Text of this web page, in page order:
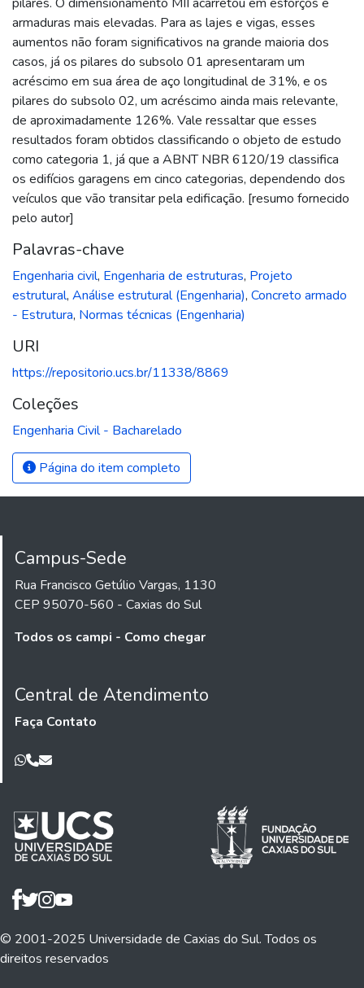
armaduras mais elevadas. Para as lajes e vigas, esses
aumentos não foram significativos na grande maioria dos
casos, já os pilares do subsolo 01 apresentaram um
acréscimo em sua área de aço longitudinal de 31%, e os
pilares do subsolo 02, um acréscimo ainda mais relevante,
de aproximadamente 126%. Vale ressaltar que esses
resultados foram obtidos classificando o objeto de estudo
como categoria 1, já que a ABNT NBR 6120/19 classifica
os edifícios garagens em cinco categorias, dependendo dos
veículos que vão transitar pela edificação. [resumo fornecido
pelo autor]
Palavras-chave
Engenharia civil, Engenharia de estruturas, Projeto
estrutural, Análise estrutural (Engenharia), Concreto armado
- Estrutura, Normas técnicas (Engenharia)
URI
https://repositorio.ucs.br/11338/8869
Coleções
Engenharia Civil - Bacharelado
Página do item completo
Campus-Sede
Rua Francisco Getúlio Vargas, 1130
CEP 95070-560 - Caxias do Sul
Todos os campi - Como chegar
Central de Atendimento
Faça Contato
© 2001-2025 Universidade de Caxias do Sul. Todos os
direitos reservados